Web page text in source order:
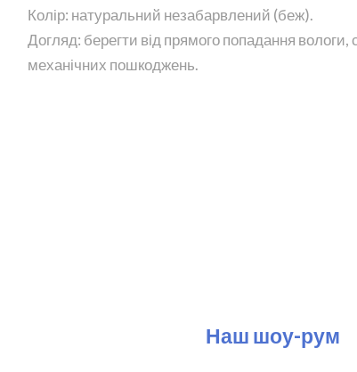
Колір: натуральний незабарвлений (беж).
Догляд: берегти від прямого попадання вологи,
механічних пошкоджень.
Наш шоу-рум